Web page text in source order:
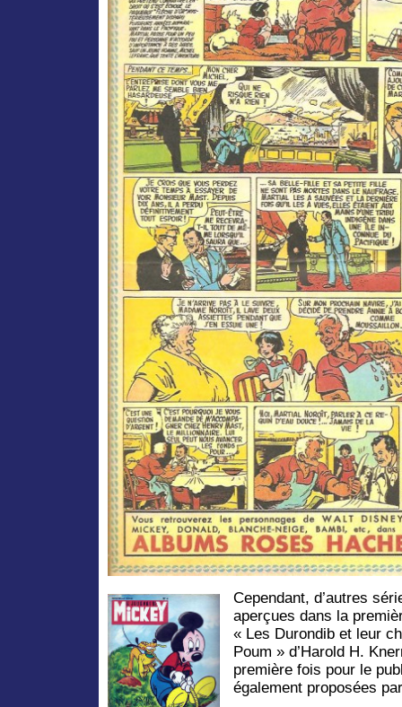
Cependant, d’autres
aperçues dans la
« Les Durondib et leur
Poum » d’Harold H.
première fois pour le
également proposées